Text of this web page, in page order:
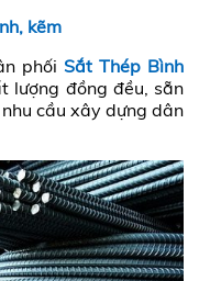
kẽm
phối Sắt Thép Bình
lượng đồng đều, sẵn
cầu xây dựng dân